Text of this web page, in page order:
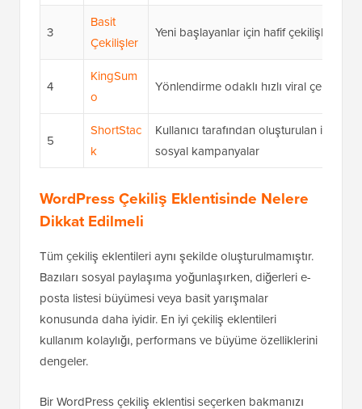
3
Basit
Çekilişler
Yeni başlayanlar için hafif çekilişler
4
KingSum
o
Yönlendirme odaklı hızlı viral çekilişler
5
ShortStac
k
Kullanıcı tarafından oluşturulan içerik ve
sosyal kampanyalar
WordPress Çekiliş Eklentisinde Nelere
Dikkat Edilmeli
Tüm çekiliş eklentileri aynı şekilde oluşturulmamıştır.
Bazıları sosyal paylaşıma yoğunlaşırken, diğerleri e-
posta listesi büyümesi veya basit yarışmalar
konusunda daha iyidir. En iyi çekiliş eklentileri
kullanım kolaylığı, performans ve büyüme özelliklerini
dengeler.
Bir WordPress çekiliş eklentisi seçerken bakmanızı